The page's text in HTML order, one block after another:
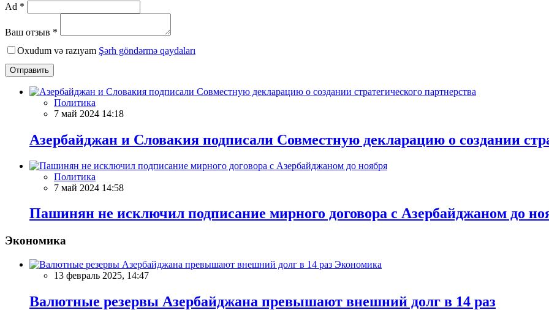
Ad *
Ваш отзыв *
Oxudum və razıyam Şərh göndərmə qaydaları
Отправить
Политика
7 май 2024 14:18
Азербайджан и Словакия подписали Совместную декларацию о создании
Политика
7 май 2024 14:58
Пашинян не исключил подписание мирного договора с Азербайджаном до
Экономика
Экономика
13 февраль 2025, 14:47
Валютные резервы Азербайджана превышают внешний долг в 14 раз